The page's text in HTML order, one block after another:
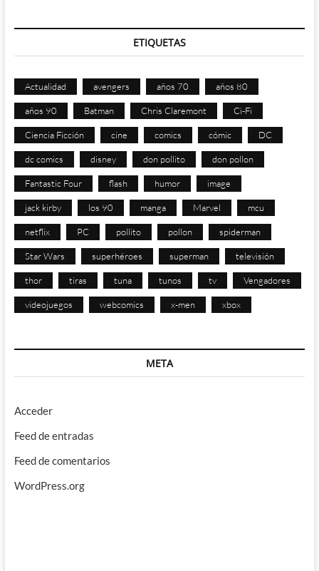
ETIQUETAS
Actualidad avengers años 70 años 80
años 90 Batman Chris Claremont Ci-Fi
Ciencia Ficción cine comics cómic DC
dc comics disney don pollito don pollon
Fantastic Four flash humor image
jack kirby los 90 manga Marvel mcu
netflix PC pollito pollon spiderman
Star Wars superhéroes superman televisión
thor tiras tuna tunos tv Vengadores
videojuegos webcomics x-men xbox
META
Acceder
Feed de entradas
Feed de comentarios
WordPress.org